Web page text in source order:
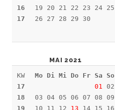
16
17
19 20 21 22 23 24 25
26 27 28 29 30
MAI 2021
KW
17
18
19
Mo Di Mi Do Fr Sa So
01 02
03 04 05 06 07 08 09
10 11 12 13 14 15 16